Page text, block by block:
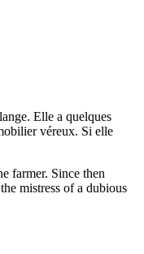
Elle a quelques
véreux. Si elle
farmer. Since then
mistress of a dubious